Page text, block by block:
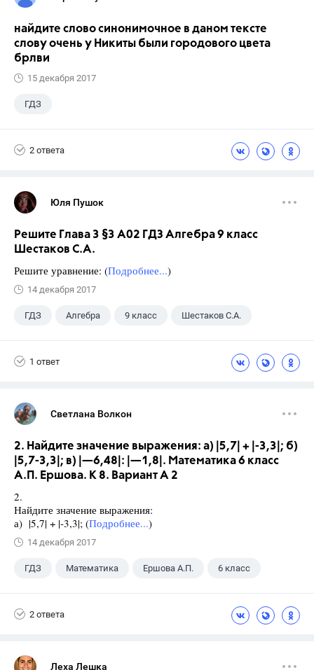
найдите слово синонимочное в даном тексте
слову очень у Никиты были городового цвета
брлви
15 декабря 2017
ГДЗ
2 ответа
Юля Пушок
Решите Глава 3 §3 А02 ГДЗ Алгебра 9 класс
Шестаков С.А.
Решите уравнение: (Подробнее...)
14 декабря 2017
ГДЗ Алгебра 9 класс Шестаков С.А.
1 ответ
Светлана Волкон
2. Найдите значение выражения: а) |5,7| + |-3,3|; б)
|5,7-3,3|; в) |—6,48|: |—1,8|. Математика 6 класс
А.П. Ершова. К 8. Вариант А 2
2.
Найдите значение выражения:
а) |5,7| + |-3,3|; (Подробнее...)
14 декабря 2017
ГДЗ Математика Ершова А.П. 6 класс
2 ответа
Леха Лешка